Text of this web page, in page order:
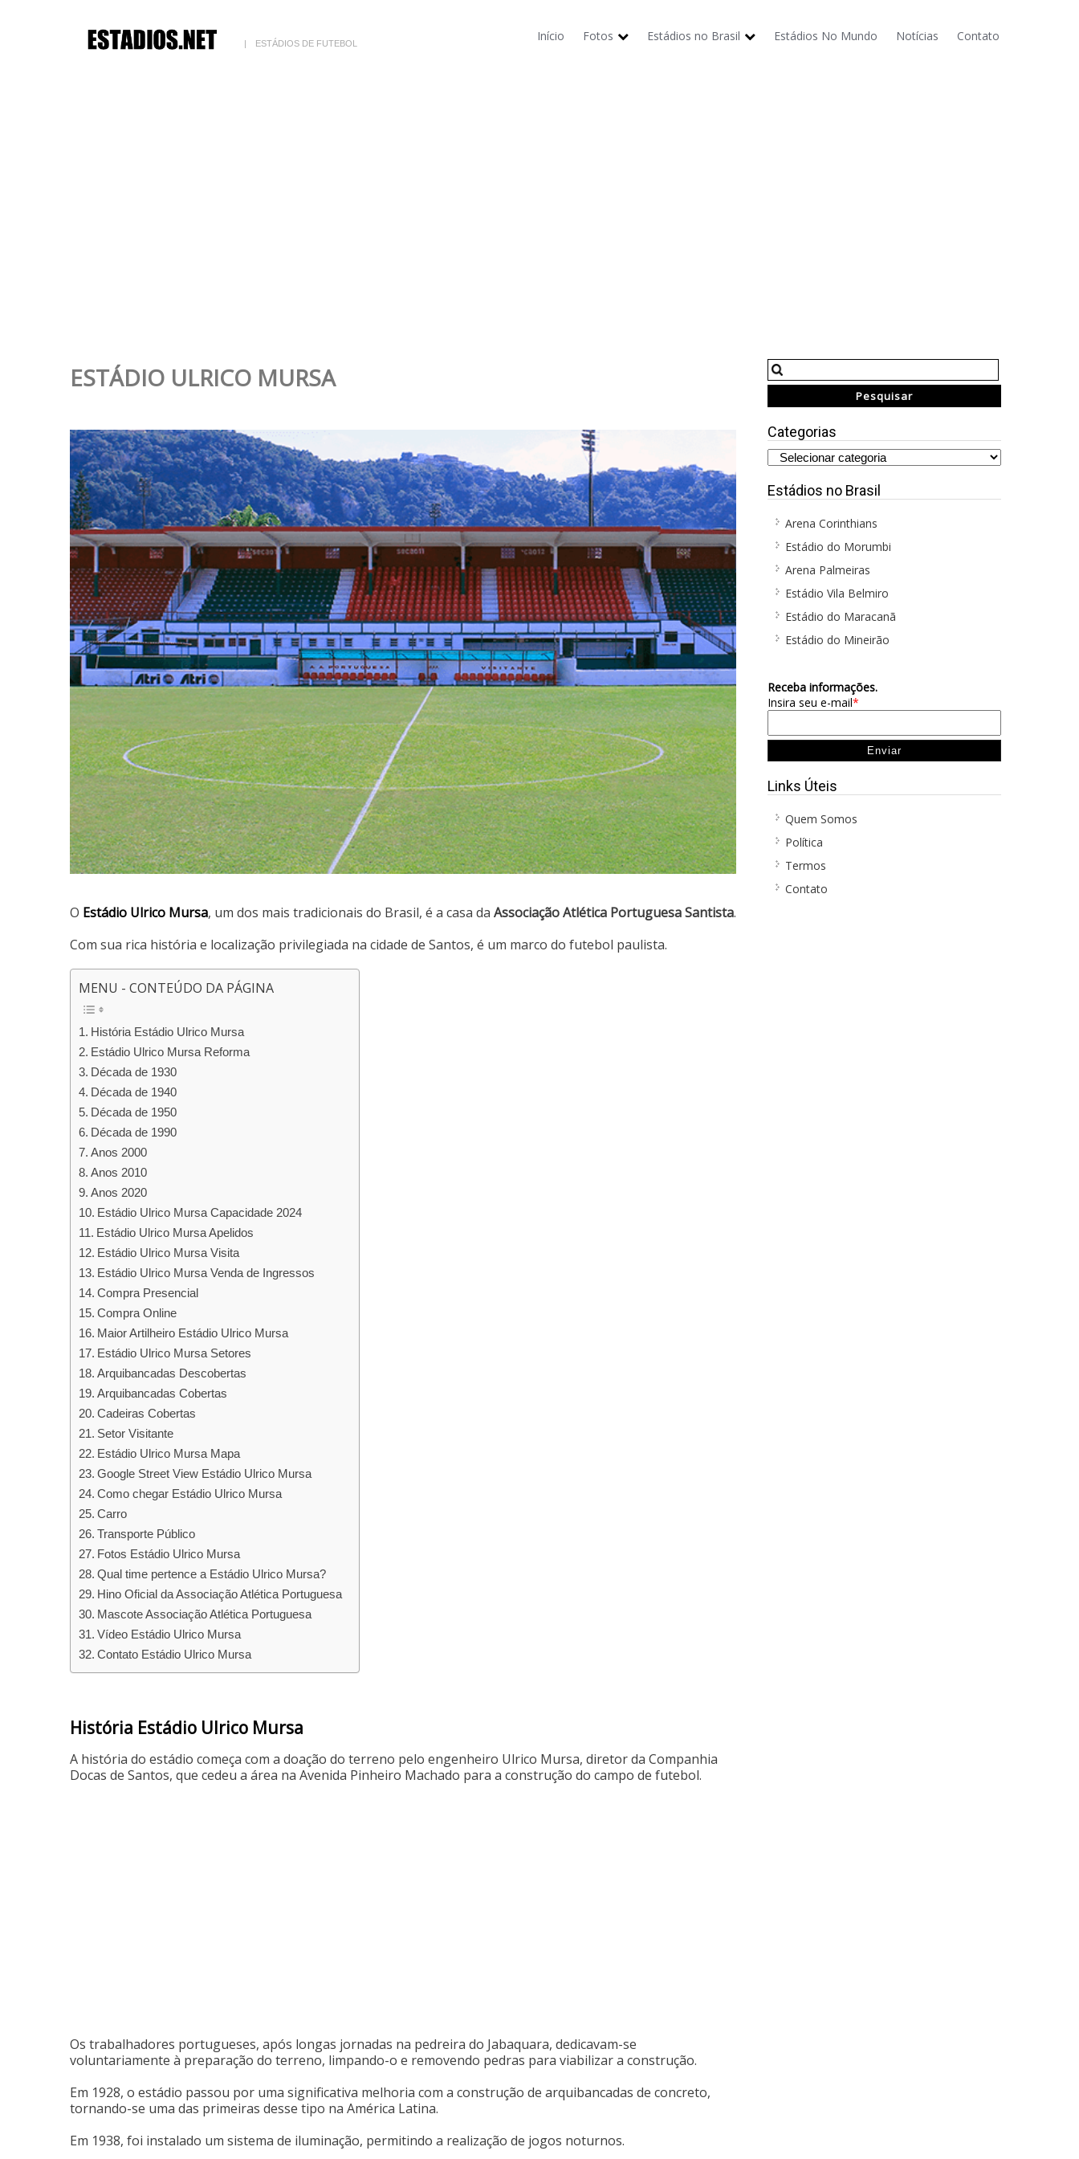
ESTÁDIOS DE FUTEBOL Início Fotos Estádios no Brasil Estádios No Mundo Notícias Contato
ESTÁDIO ULRICO MURSA
O Estádio Ulrico Mursa, um dos mais tradicionais do Brasil, é a casa da Associação Atlética Portuguesa Santista.
Com sua rica história e localização privilegiada na cidade de Santos, é um marco do futebol paulista.
MENU - CONTEÚDO DA PÁGINA
História Estádio Ulrico Mursa
Estádio Ulrico Mursa Reforma
Década de 1930
Década de 1940
Década de 1950
Década de 1990
Anos 2000
Anos 2010
Anos 2020
Estádio Ulrico Mursa Capacidade 2024
Estádio Ulrico Mursa Apelidos
Estádio Ulrico Mursa Visita
Estádio Ulrico Mursa Venda de Ingressos
Compra Presencial
Compra Online
Maior Artilheiro Estádio Ulrico Mursa
Estádio Ulrico Mursa Setores
Arquibancadas Descobertas
Arquibancadas Cobertas
Cadeiras Cobertas
Setor Visitante
Estádio Ulrico Mursa Mapa
Google Street View Estádio Ulrico Mursa
Como chegar Estádio Ulrico Mursa
Carro
Transporte Público
Fotos Estádio Ulrico Mursa
Qual time pertence a Estádio Ulrico Mursa?
Hino Oficial da Associação Atlética Portuguesa
Mascote Associação Atlética Portuguesa
Vídeo Estádio Ulrico Mursa
Contato Estádio Ulrico Mursa
História Estádio Ulrico Mursa
A história do estádio começa com a doação do terreno pelo engenheiro Ulrico Mursa, diretor da Companhia
Docas de Santos, que cedeu a área na Avenida Pinheiro Machado para a construção do campo de futebol.
Os trabalhadores portugueses, após longas jornadas na pedreira do Jabaquara, dedicavam-se
voluntariamente à preparação do terreno, limpando-o e removendo pedras para viabilizar a construção.
Em 1928, o estádio passou por uma significativa melhoria com a construção de arquibancadas de concreto,
tornando-se uma das primeiras desse tipo na América Latina.
Em 1938, foi instalado um sistema de iluminação, permitindo a realização de jogos noturnos.
Categorias
Estádios no Brasil
Arena Corinthians
Estádio do Morumbi
Arena Palmeiras
Estádio Vila Belmiro
Estádio do Maracanã
Estádio do Mineirão
Receba informações.
Insira seu e-mail*
Links Úteis
Quem Somos
Política
Termos
Contato